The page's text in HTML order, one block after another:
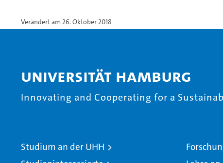
Verändert am 26. Oktober 2018
Universität Hamburg
Innovating and Cooperating for a
Studium an der UHH